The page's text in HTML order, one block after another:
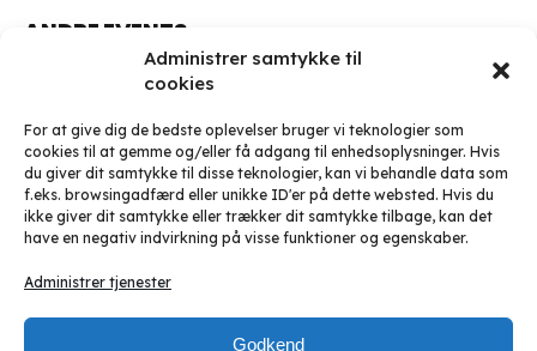
Administrer samtykke til
cookies
For at give dig de bedste oplevelser bruger vi teknologier som
cookies til at gemme og/eller få adgang til enhedsoplysninger. Hvis
du giver dit samtykke til disse teknologier, kan vi behandle data som
f.eks. browsingadfærd eller unikke ID'er på dette websted. Hvis du
ikke giver dit samtykke eller trækker dit samtykke tilbage, kan det
have en negativ indvirkning på visse funktioner og egenskaber.
Administrer tjenester
Godkend
ANDRE EVENTS
Dana Cup Kick Off 19-20 juli 2026
Dana Cup Run 2026
FIND OS HER
Børge Christensens Vej 5
9800 Hjørring
Danmark
soccer@danacup.dk
+45 98 91 17 00